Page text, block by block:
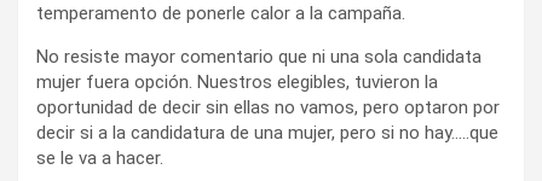
temperamento de ponerle calor a la campaña.
No resiste mayor comentario que ni una sola candidata
mujer fuera opción. Nuestros elegibles, tuvieron la
oportunidad de decir sin ellas no vamos, pero optaron por
decir si a la candidatura de una mujer, pero si no hay…..que
se le va a hacer.